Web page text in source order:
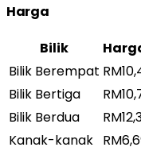
Harga
Bilik
Bilik Berempat
Bilik Bertiga
Bilik Berdua
Kanak-kanak